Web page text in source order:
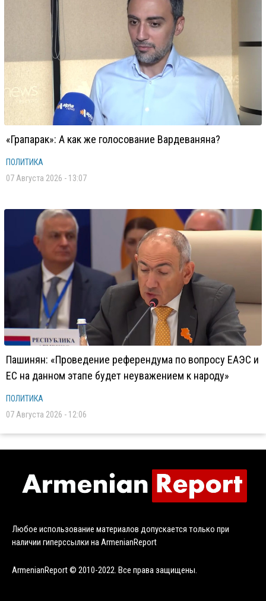
«Грапарак»: А как же голосование Вардеваняна?
ПОЛИТИКА
07 Августа 2026 - 13:07
Пашинян: «Проведение референдума по вопросу ЕАЭС и
ЕС на данном этапе будет неуважением к народу»
ПОЛИТИКА
07 Августа 2026 - 12:06
Любое использование материалов допускается только при
наличии гиперссылки на ArmenianReport
ArmenianReport © 2010-2022. Все права защищены.